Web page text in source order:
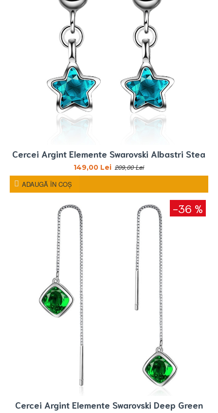
Cercei Argint Elemente Swarovski Albastri Stea
149,00 Lei 209,00 Lei
ADAUGĂ ÎN COŞ
-36 %
Cercei Argint Elemente Swarovski Deep Green